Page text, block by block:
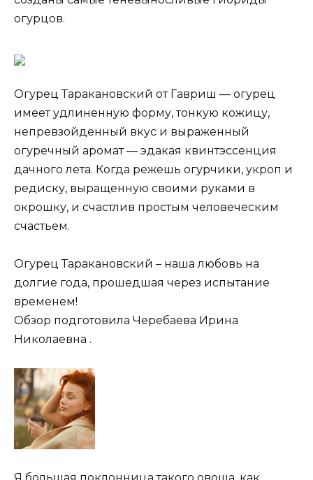
огурцов.
Огурец Таракановский от Гавриш — огурец
имеет удлиненную форму, тонкую кожицу,
непревзойденный вкус и выраженный
огуречный аромат — эдакая квинтэссенция
дачного лета. Когда режешь огурчики, укроп и
редиску, выращенную своими руками в
окрошку, и счастлив простым человеческим
счастьем.
Огурец Таракановский – наша любовь на
долгие года, прошедшая через испытание
временем!
Обзор подготовила Черебаева Ирина
Николаевна .